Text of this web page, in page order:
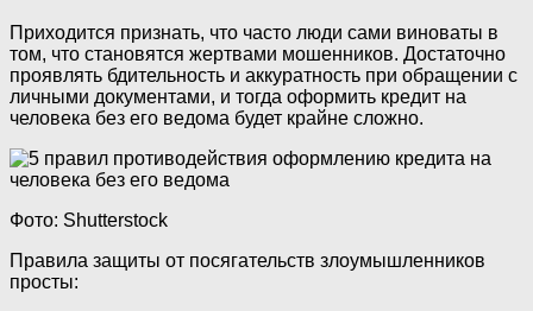
Приходится признать, что часто люди сами виноваты в
том, что становятся жертвами мошенников. Достаточно
проявлять бдительность и аккуратность при обращении с
личными документами, и тогда оформить кредит на
человека без его ведома будет крайне сложно.
Фото: Shutterstock
Правила защиты от посягательств злоумышленников
просты: